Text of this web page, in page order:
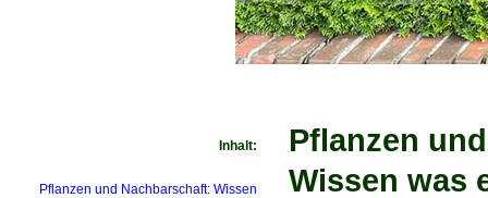
Pflanzen
Wissen was
Inhalt:
Pflanzen und Nachbarschaft: Wissen